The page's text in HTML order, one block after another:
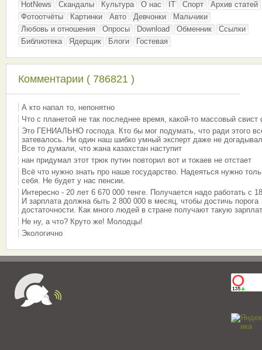
HotNews
Скандалы Культура О нас IT Спорт
Архив статей
Фотоотчёты
Картинки Авто Девчонки
Мальчики
Любовь и отношения
Опросы Download Обменник
Ссылки
Библиотека
Ядерщик Блоги Гостевая
Комментарии ( 786821 )
А кто напал то, непонятно
Что с планетой не так последнее время, какой-то массовый свист
Это ГЕНИАЛЬНО господа. Кто бы мог подумать, что ради этого
затевалось. Ни один наш шибко умный эксперт даже не
Все то думали, что жана казахстан наступит
нан придумал этот трюк путин повторил вот и токаев не отстает
Всё что нужно знать про наше государство. Надеяться нужно
себя. Не будет у нас пенсии.
Интересно - 20 лет 6 670 000 тенге. Получается надо работать с
И зарплата должна быть 2 800 000 в месяц, чтобы достичь порога
достаточности. Как много людей в стране получают такую
Не ну, а что? Круто же! Молодцы!
Экологично